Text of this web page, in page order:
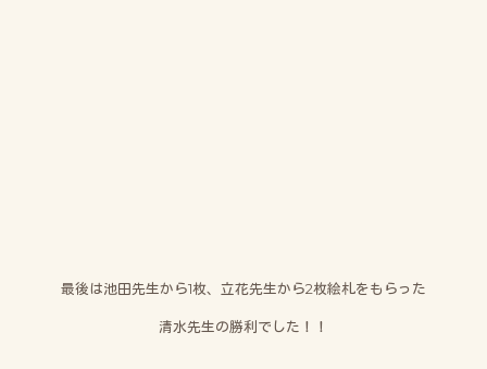
最後は池田先生から1枚、立花先生から2枚絵札をもらった
清水先生の勝利でした！！